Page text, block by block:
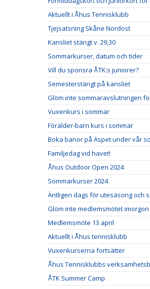
Aktuellt i Åhus Tennisklubb
Tjejsatsning Skåne Nordost
Kansliet stängt v. 29,30
Sommarkurser, datum och tider
Vill du sponsra ÅTK:s juniorer?
Semesterstängt på kansliet
Glöm inte sommaravslutningen
Vuxenkurs i sommar
Förälder-barn kurs i sommar
Boka banor på Äspet under vår
Familjedag vid havet!
Åhus Outdoor Open 2024
Sommarkurser 2024
Äntligen dags för utesäsong och
Glöm inte medlemsmötet imorgon
Medlemsmöte 13 april
Aktuellt i Åhus tennisklubb
Vuxenkurserna fortsätter
Åhus Tennisklubbs
ÅTK Summer Camp